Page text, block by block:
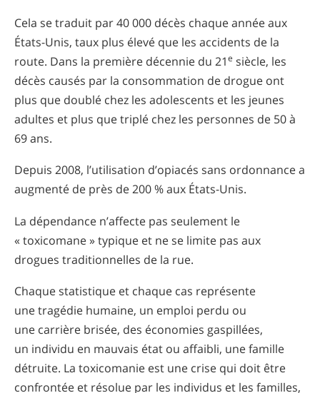
Cela se traduit par 40 000 décès chaque année aux
États-Unis, taux plus élevé que les accidents de la
route. Dans la première décennie du 21e siècle, les
décès causés par la consommation de drogue ont
plus que doublé chez les adolescents et les jeunes
adultes et plus que triplé chez les personnes de 50 à
69 ans.
Depuis 2008, l’utilisation d’opiacés sans ordonnance a
augmenté de près de 200 % aux États-Unis.
La dépendance n’affecte pas seulement le
« toxicomane » typique et ne se limite pas aux
drogues traditionnelles de la rue.
Chaque statistique et chaque cas représente
une tragédie humaine, un emploi perdu ou
une carrière brisée, des économies gaspillées,
un individu en mauvais état ou affaibli, une famille
détruite. La toxicomanie est une crise qui doit être
confrontée et résolue par les individus et les familles,